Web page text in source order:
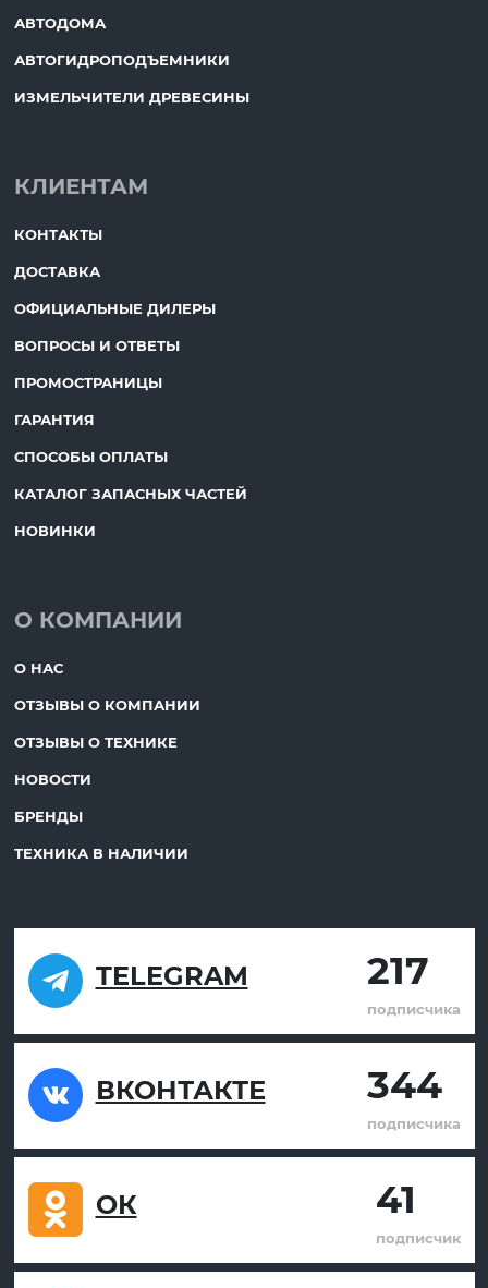
АВТОДОМА
АВТОГИДРОПОДЪЕМНИКИ
ИЗМЕЛЬЧИТЕЛИ ДРЕВЕСИНЫ
КЛИЕНТАМ
КОНТАКТЫ
ДОСТАВКА
ОФИЦИАЛЬНЫЕ ДИЛЕРЫ
ВОПРОСЫ И ОТВЕТЫ
ПРОМОСТРАНИЦЫ
ГАРАНТИЯ
СПОСОБЫ ОПЛАТЫ
КАТАЛОГ ЗАПАСНЫХ ЧАСТЕЙ
НОВИНКИ
О КОМПАНИИ
О НАС
ОТЗЫВЫ О КОМПАНИИ
ОТЗЫВЫ О ТЕХНИКЕ
НОВОСТИ
БРЕНДЫ
ТЕХНИКА В НАЛИЧИИ
TELEGRAM 217
подписчика
ВКОНТАКТЕ 344
подписчика
ОК 41
подписчик